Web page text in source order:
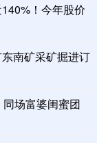
！今年股价
南矿采矿掘进订
场富婆闺蜜团